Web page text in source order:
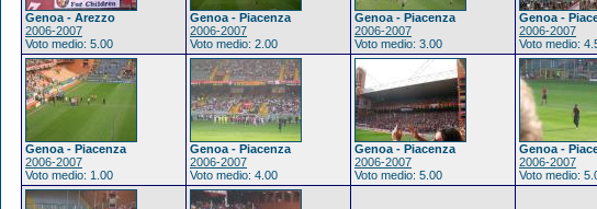
Genoa - Arezzo
2006-2007
Voto medio: 5.00
Genoa - Piacenza
2006-2007
Voto medio: 2.00
Genoa - Piacenza
2006-2007
Voto medio: 3.00
Genoa -
2006-2007
Voto medio:
Genoa - Piacenza
2006-2007
Voto medio: 1.00
Genoa - Piacenza
2006-2007
Voto medio: 4.00
Genoa - Piacenza
2006-2007
Voto medio: 5.00
Genoa -
2006-2007
Voto medio: